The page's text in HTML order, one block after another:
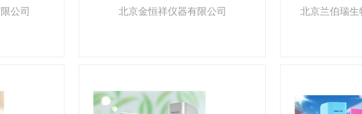
公司
北京金恒祥仪器有限公司
北京兰伯瑞生